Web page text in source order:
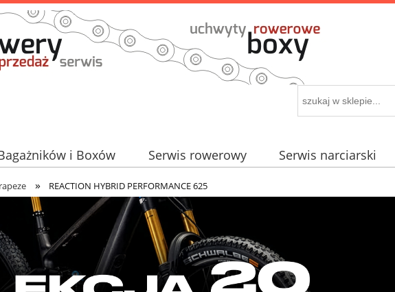
i Boxów Serwis rowerowy Serwis narciarski
» REACTION HYBRID PERFORMANCE 625